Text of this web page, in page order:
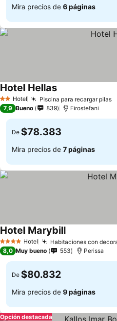
Mira precios de 6 páginas
2 Estrellas
Hotel Piscina para recargar pilas
Hotel Hellas
7,9 Bueno 839 Firostefani
De $78.383
Mira precios de 7 páginas
4 EstrellasHotel Habitaciones con
Hotel Marybill
8,0 Muy bueno 553 Perissa
De $80.832
Mira precios de 9 páginas
Opción destacada